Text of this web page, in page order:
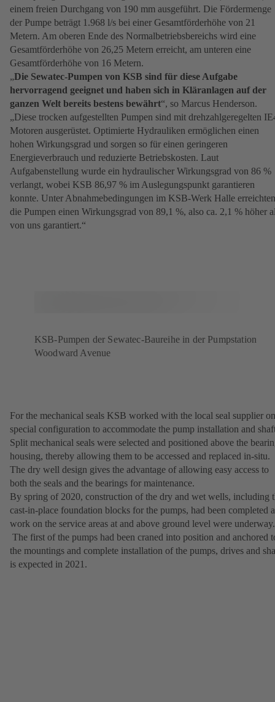
einem freien Durchgang von 190 mm ausgeführt. Die Fördermenge
der Pumpe beträgt 1.968 l/s bei einer Gesamtförderhöhe von 21
Metern. Am oberen Ende des Normalbetriebsbereichs wird eine
Gesamtförderhöhe von 26,25 Metern erreicht, am unteren eine
Gesamtförderhöhe von 16 Metern.
„Die Sewatec-Pumpen von KSB sind für diese Aufgabe
hervorragend geeignet und haben sich in Kläranlagen auf der
ganzen Welt bereits bestens bewährt“, so Marcus Henderson.
„Diese trocken aufgestellten Pumpen sind mit drehzahlgeregelten
Motoren ausgerüstet. Optimierte Hydrauliken ermöglichen einen
hohen Wirkungsgrad und sorgen so für einen geringeren
Energieverbrauch und reduzierte Betriebskosten. Laut
Aufgabenstellung wurde ein hydraulischer Wirkungsgrad von 86 %
verlangt, wobei KSB 86,97 % im Auslegungspunkt garantieren
konnte. Unter Abnahmebedingungen im KSB-Werk Halle erreichten
die Pumpen einen Wirkungsgrad von 89,1 %, also ca. 2,1 % höher
von uns garantiert.“
KSB-Pumpen der Sewatec-Baureihe in der Pumpstation
Woodward Avenue
For the mechanical seals KSB worked with the local seal supplier
special configuration to accommodate the pump installation and
Split mechanical seals were selected and positioned above the
housing, thereby allowing them to be accessed and replaced in-situ.
The dry well design gives the advantage of allowing easy access to
both the seals and the bearings for maintenance.
By spring of 2020, construction of the dry and wet wells, including
cast-in-place foundation blocks for the pumps, had been completed
work on the service areas at and above ground level were underway.
The first of the pumps had been craned into position and anchored
the mountings and complete installation of the pumps, drives and
is expected in 2021.